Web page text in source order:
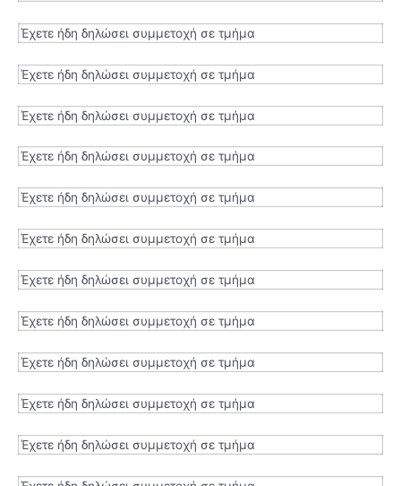
Έχετε ήδη δηλώσει συμμετοχή σε τμήμα
Έχετε ήδη δηλώσει συμμετοχή σε τμήμα
Έχετε ήδη δηλώσει συμμετοχή σε τμήμα
Έχετε ήδη δηλώσει συμμετοχή σε τμήμα
Έχετε ήδη δηλώσει συμμετοχή σε τμήμα
Έχετε ήδη δηλώσει συμμετοχή σε τμήμα
Έχετε ήδη δηλώσει συμμετοχή σε τμήμα
Έχετε ήδη δηλώσει συμμετοχή σε τμήμα
Έχετε ήδη δηλώσει συμμετοχή σε τμήμα
Έχετε ήδη δηλώσει συμμετοχή σε τμήμα
Έχετε ήδη δηλώσει συμμετοχή σε τμήμα